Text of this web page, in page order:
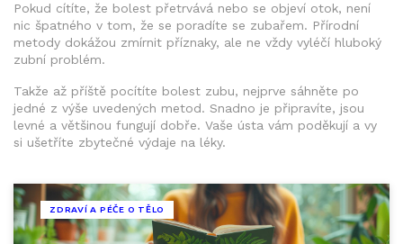
Pokud cítíte, že bolest přetrvává nebo se objeví otok, není
nic špatného v tom, že se poradíte se zubařem. Přírodní
metody dokážou zmírnit příznaky, ale ne vždy vyléčí hluboký
zubní problém.
Takže až příště pocítíte bolest zubu, nejprve sáhněte po
jedné z výše uvedených metod. Snadno je připravíte, jsou
levné a většinou fungují dobře. Vaše ústa vám poděkují a vy
si ušetříte zbytečné výdaje na léky.
ZDRAVÍ A PÉČE O TĚLO